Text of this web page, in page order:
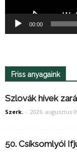
00:00
Friss anyagaink
Szlovák hívek
Szerk. - 2026. augusztus
50. Csíksomlyói